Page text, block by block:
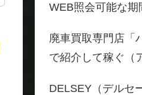
WEB照会可能な期
廃車買取専門店「
で紹介して稼ぐ（
DELSEY（デルセ